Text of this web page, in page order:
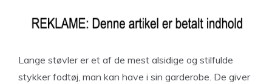
Lange støvler er et af de mest alsidige og stilfulde
stykker fodtøj, man kan have i sin garderobe. De giver